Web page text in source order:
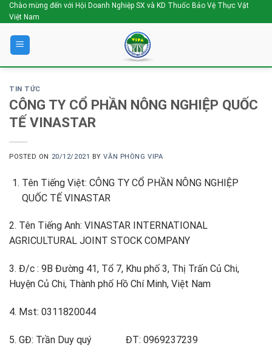
Skip
to
content
Chào mừng đến với Hội Doanh Nghiệp SX và KD Thuốc Bảo Vệ Thực Vật
Việt Nam
TIN TỨC
CÔNG TY CỔ PHẦN NÔNG NGHIỆP QUỐC
TẾ VINASTAR
POSTED ON 20/12/2021 BYVĂN PHÒNG VIPA
Tên Tiếng Việt: CÔNG TY CỔ PHẦN NÔNG NGHIỆP
QUỐC TẾ VINASTAR
2. Tên Tiếng Anh: VINASTAR INTERNATIONAL
AGRICULTURAL JOINT STOCK COMPANY
3. Đ/c : 9B Đường 41, Tổ 7, Khu phố 3, Thị Trấn Củ Chi,
Huyện Củ Chi, Thành phố Hồ Chí Minh, Việt Nam
4. Mst: 0311820044
5. GĐ: Trần Duy quý ĐT: 0969237239